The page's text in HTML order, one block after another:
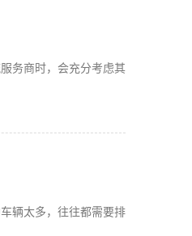
务商时，会充分考虑其
辆太多，往往都需要排